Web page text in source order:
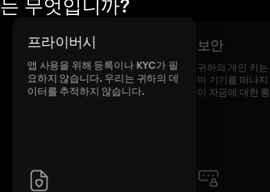
는 무엇입니까?
프라이버시
앱 사용을 위해 등록이나 KYC가 필
요하지 않습니다. 우리는 귀하의 데
이터를 추적하지 않습니다.
보안
귀하의 개인 키
며 기기를 떠나
이 자금에 대한